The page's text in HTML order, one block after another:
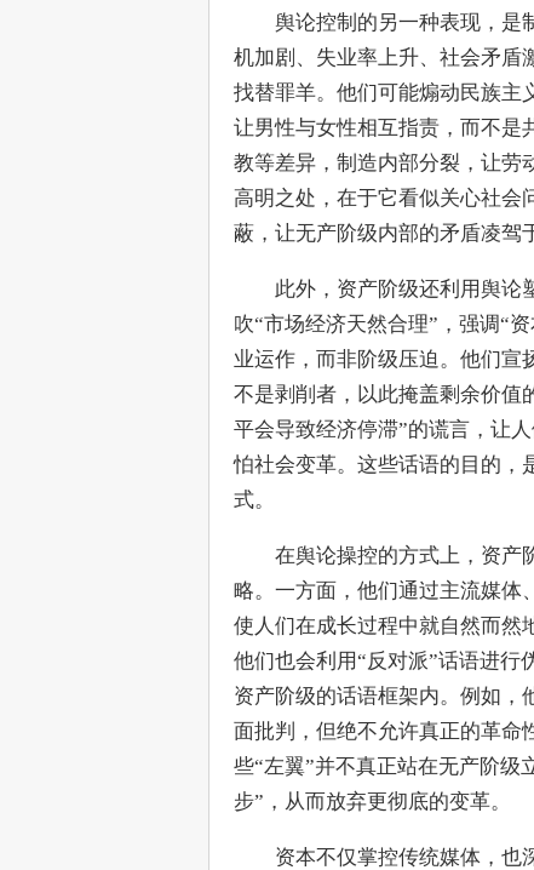
舆论控制的另一种表现，是制
机加剧、失业率上升、社会矛盾
找替罪羊。他们可能煽动民族主
让男性与女性相互指责，而不是
教等差异，制造内部分裂，让劳
高明之处，在于它看似关心社会
蔽，让无产阶级内部的矛盾凌驾
此外，资产阶级还利用舆论塑
吹“市场经济天然合理”，强调“
业运作，而非阶级压迫。他们宣
不是剥削者，以此掩盖剩余价值
平会导致经济停滞”的谎言，让
怕社会变革。这些话语的目的，
式。
在舆论操控的方式上，资产阶
略。一方面，他们通过主流媒体
使人们在成长过程中就自然而然
他们也会利用“反对派”话语进行
资产阶级的话语框架内。例如，
面批判，但绝不允许真正的革命
些“左翼”并不真正站在无产阶级
步”，从而放弃更彻底的变革。
资本不仅掌控传统媒体，也深